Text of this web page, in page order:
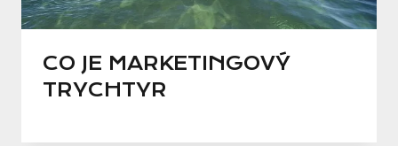
CO JE MARKETINGOVÝ
TRYCHTYR